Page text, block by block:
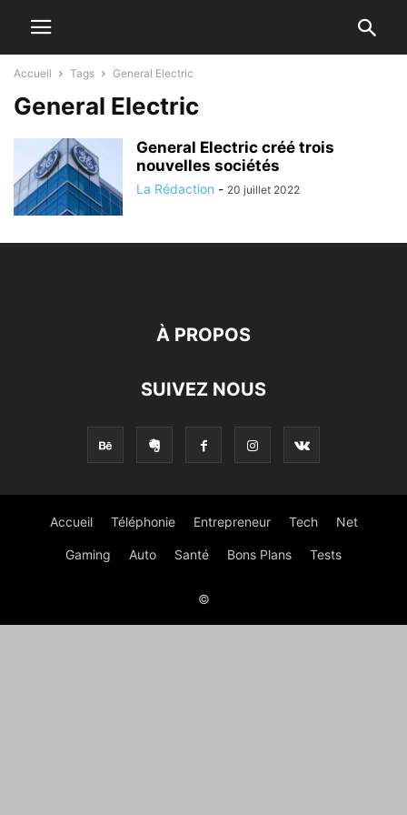
Accueil Tags General Electric
General Electric
General Electric créé trois
nouvelles sociétés
La Rédaction - 20 juillet 2022
À PROPOS
SUIVEZ NOUS
Accueil Téléphonie Entrepreneur Tech Net
Gaming Auto Santé Bons Plans Tests
©